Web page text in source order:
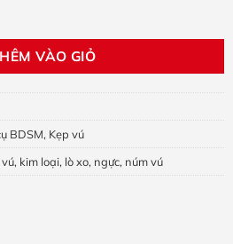
VÀO GIỎ
BDSM, Kẹp vú
, kim loại, lò xo, ngực, núm vú